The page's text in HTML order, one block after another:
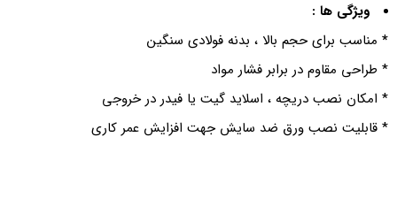
ویژگی ها :
* مناسب برای حجم بالا ، بدنه فولادی سنگین
* طراحی مقاوم در برابر فشار مواد
* امکان نصب دریچه ، اسلاید گیت یا فیدر در خروجی
* قابلیت نصب ورق ضد سایش جهت افزایش عمر کاری